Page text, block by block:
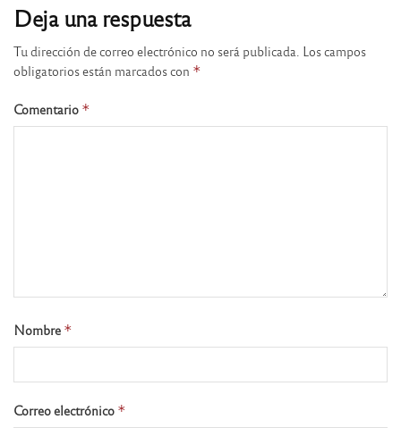
Deja una respuesta
Tu dirección de correo electrónico no será publicada. Los campos
obligatorios están marcados con *
Comentario *
Nombre *
Correo electrónico *